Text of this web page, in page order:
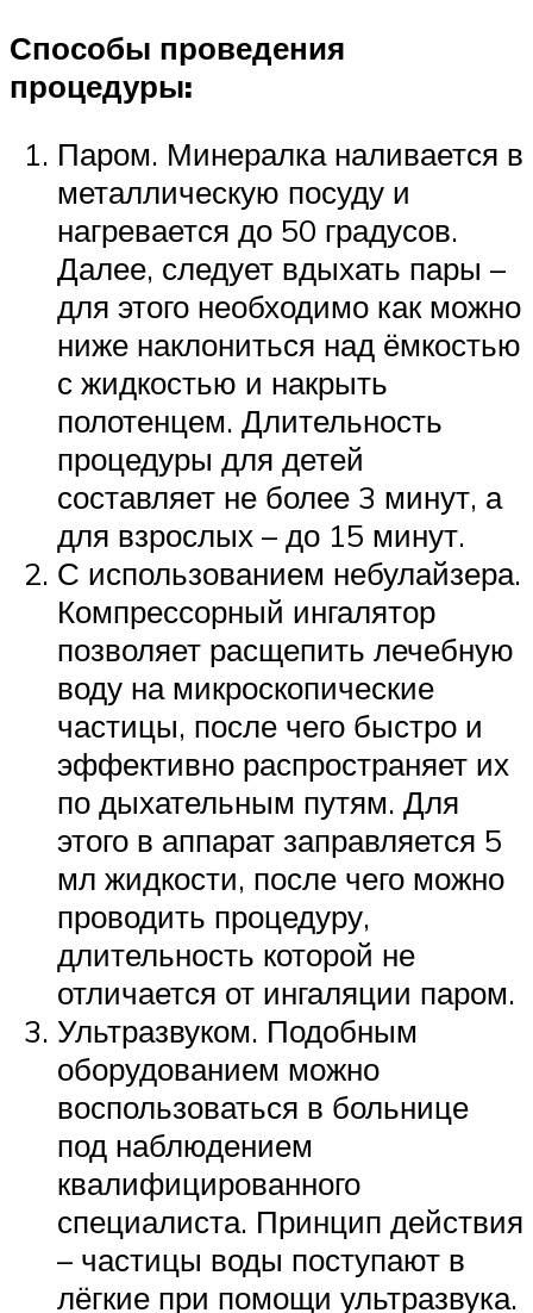
Способы проведения
процедуры:
Паром. Минералка наливается в
металлическую посуду и
нагревается до 50 градусов.
Далее, следует вдыхать пары –
для этого необходимо как можно
ниже наклониться над ёмкостью
с жидкостью и накрыть
полотенцем. Длительность
процедуры для детей
составляет не более 3 минут, а
для взрослых – до 15 минут.
С использованием небулайзера.
Компрессорный ингалятор
позволяет расщепить лечебную
воду на микроскопические
частицы, после чего быстро и
эффективно распространяет их
по дыхательным путям. Для
этого в аппарат заправляется 5
мл жидкости, после чего можно
проводить процедуру,
длительность которой не
отличается от ингаляции паром.
Ультразвуком. Подобным
оборудованием можно
воспользоваться в больнице
под наблюдением
квалифицированного
специалиста. Принцип действия
– частицы воды поступают в
лёгкие при помощи ультразвука.